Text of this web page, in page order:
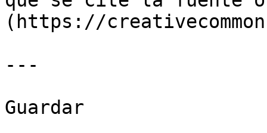
(https://
---
Guardar